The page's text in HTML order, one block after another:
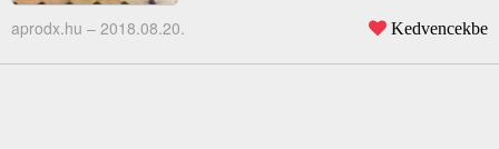
aprodx.hu – 2018.08.20. Kedvencekbe